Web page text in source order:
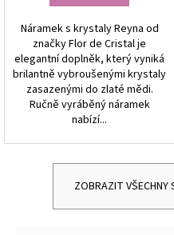
Náramek s krystaly Reyna od
značky Flor de Cristal je
elegantní doplněk, který vyniká
brilantně vybroušenými krystaly
zasazenými do zlaté mědi.
Ručně vyráběný náramek
nabízí...
ZOBRAZIT VŠECHNY